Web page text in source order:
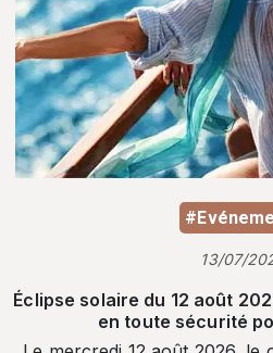
13/07/
Éclipse solaire du 12 août
en toute sécurité